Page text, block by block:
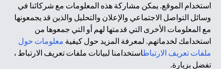
استخدام الموقع. يمكن مشاركة هذه المعلومات مع شركائنا في
وسائل التواصل الاجتماعي والإعلان والتحليل والذين قد يجمعونها
مع المعلومات الأخرى التي قدمتها لهم أو التي جمعوها من
استخدامك لخدماتهم. لمعرفة المزيد حول كيفية معلومات حول
ملفات تعريف الارتباطاستخدامنا لبيانات ملفات تعريف الارتباط ،
تفضل بزيارة.
الإمارات العربية المتحدة المركزي كفرع لبنك أجنبي.
سيتي بنك إن إيه الإمارات العربية المتحدة مرخص من هيئة الأوراق المالية
والسلع في الإمارات العربية المتحدة ("SCA") للقيام بالنشاط المالي لـ أ)
الاستشارات المالية والتعريف والترويج بموجب ترخيص رقم
20200000097 ب) وسيط تداول في الأسواق الدولية بموجب ترخيص